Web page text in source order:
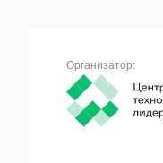
Организатор: